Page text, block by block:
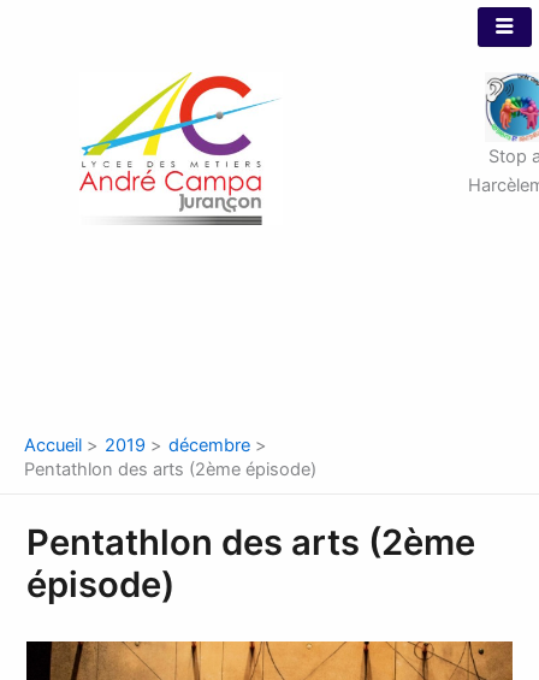
Stop
Accueil 2019
décembre
Pentathlon des arts (2ème épisode)
Pentathlon des arts (2ème
épisode)